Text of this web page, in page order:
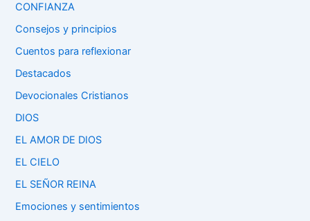
CONFIANZA
Consejos y principios
Cuentos para reflexionar
Destacados
Devocionales Cristianos
DIOS
EL AMOR DE DIOS
EL CIELO
EL SEÑOR REINA
Emociones y sentimientos